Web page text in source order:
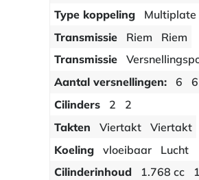
Type koppeling
Multiplate
Transmissie
Riem
Riem
Transmissie
Aantal versnellingen:
6
6
Cilinders
2
2
Takten
Viertakt
Viertakt
Koeling
vloeibaar
Lucht
Cilinderinhoud
1.768 cc